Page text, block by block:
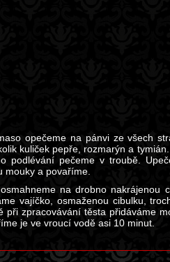
opečeme na pánvi ze všech
kuliček pepře, rozmarýn a
podlévání pečeme v troubě.
mouky a povaříme.
na drobno nakrájenou
vajíčko, osmaženou cibulku,
při zpracovávání těsta přidáváme
je ve vroucí vodě asi 10 minut.